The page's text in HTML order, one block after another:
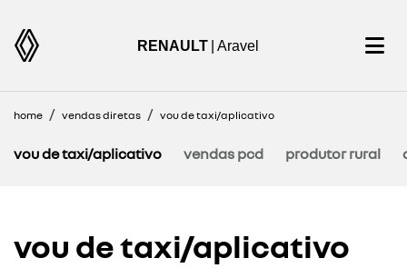
RENAULT | Aravel
home vendas diretas vou de taxi/aplicativo
vendas pcd
vou de taxi/aplicativo produtor rural
vou de taxi/aplicativo